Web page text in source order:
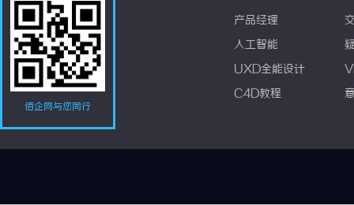
佰企网与您同行
产品经理
人工智能
UXD全能设计
C4D教程